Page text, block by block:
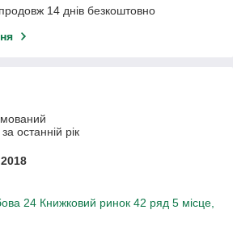
14 днів безкоштовно
останній рік
24 Книжковий ринок 42 ряд 5 місце,